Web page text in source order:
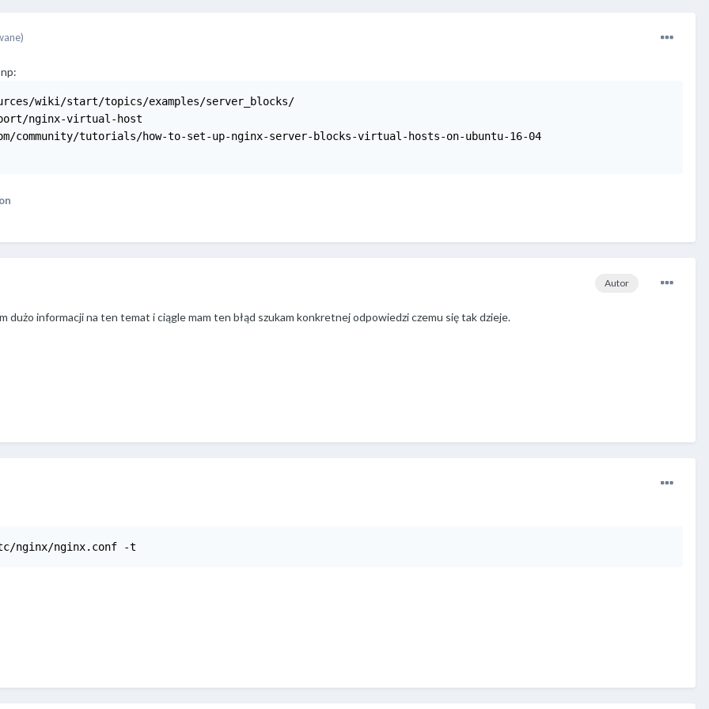
wiki/start/topics/examples/server_blocks/
nginx-virtual-host
community/tutorials/how-to-set-up-nginx-server-blocks-virtual-hosts-on-ubuntu-16-04
Autor
dużo informacji na ten temat i ciągle mam ten błąd szukam konkretnej odpowiedzi czemu się tak dzieje.
nginx/nginx.conf -t